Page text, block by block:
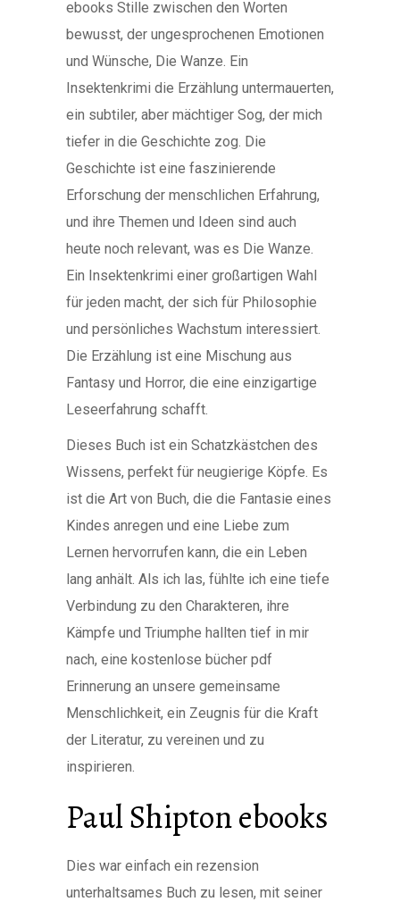
ebooks Stille zwischen den Worten
bewusst, der ungesprochenen Emotionen
und Wünsche, Die Wanze. Ein
Insektenkrimi die Erzählung untermauerten,
ein subtiler, aber mächtiger Sog, der mich
tiefer in die Geschichte zog. Die
Geschichte ist eine faszinierende
Erforschung der menschlichen Erfahrung,
und ihre Themen und Ideen sind auch
heute noch relevant, was es Die Wanze.
Ein Insektenkrimi einer großartigen Wahl
für jeden macht, der sich für Philosophie
und persönliches Wachstum interessiert.
Die Erzählung ist eine Mischung aus
Fantasy und Horror, die eine einzigartige
Leseerfahrung schafft.
Dieses Buch ist ein Schatzkästchen des
Wissens, perfekt für neugierige Köpfe. Es
ist die Art von Buch, die die Fantasie eines
Kindes anregen und eine Liebe zum
Lernen hervorrufen kann, die ein Leben
lang anhält. Als ich las, fühlte ich eine tiefe
Verbindung zu den Charakteren, ihre
Kämpfe und Triumphe hallten tief in mir
nach, eine kostenlose bücher pdf
Erinnerung an unsere gemeinsame
Menschlichkeit, ein Zeugnis für die Kraft
der Literatur, zu vereinen und zu
inspirieren.
Paul Shipton ebooks
Dies war einfach ein rezension
unterhaltsames Buch zu lesen, mit seiner